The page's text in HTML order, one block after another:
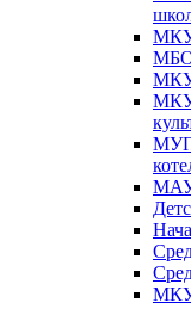
МКУ
МУП
МАУ